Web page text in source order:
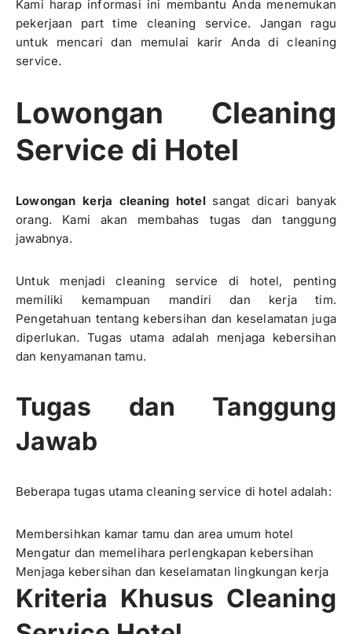
Kami harap informasi ini membantu Anda menemukan
pekerjaan part time cleaning service. Jangan ragu
untuk mencari dan memulai karir Anda di cleaning
service.
Lowongan Cleaning
Service di Hotel
Lowongan kerja cleaning hotelsangat dicari banyak
orang. Kami akan membahas tugas dan tanggung
jawabnya.
Untuk menjadi cleaning service di hotel, penting
memiliki kemampuan mandiri dan kerja tim.
Pengetahuan tentang kebersihan dan keselamatan juga
diperlukan. Tugas utama adalah menjaga kebersihan
dan kenyamanan tamu.
Tugas dan Tanggung
Jawab
Beberapa tugas utama cleaning service di hotel adalah:
Membersihkan kamar tamu dan area umum hotel
Mengatur dan memelihara perlengkapan kebersihan
Menjaga kebersihan dan keselamatan lingkungan kerja
Kriteria Khusus Cleaning